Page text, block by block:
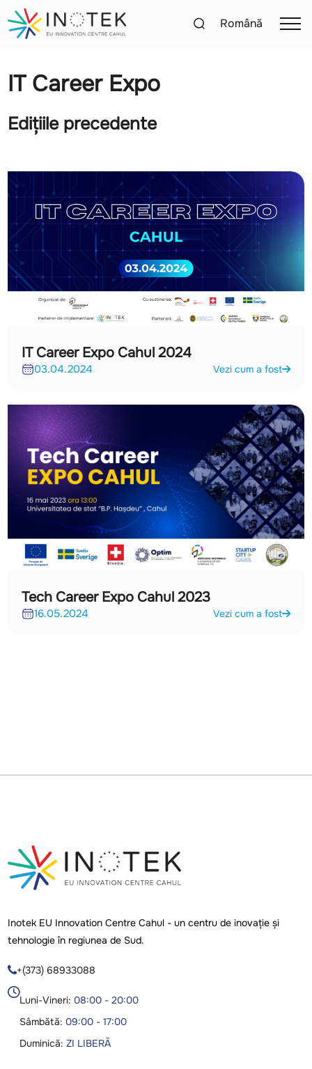
Română
IT Career Expo
Edițiile precedente
IT Career Expo Cahul 2024
03.04.2024 Vezi cum a fost
Tech Career Expo Cahul 2023
16.05.2024 Vezi cum a fost
Inotek EU Innovation Centre Cahul - un centru de inovație și
tehnologie în regiunea de Sud.
+(373) 68933088

Luni-Vineri:08:00 - 20:00
Sâmbătă:09:00 - 17:00
Duminică:ZI LIBERĂ